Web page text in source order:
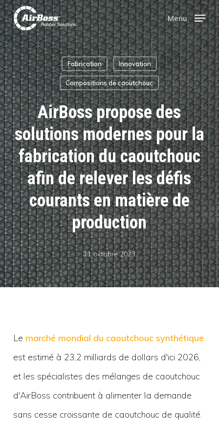
Skip
to
main
content
Menu
Fabrication Innovation
Compositions de caoutchouc
AirBoss propose des
solutions modernes pour la
fabrication du caoutchouc
afin de relever les défis
courants en matière de
production
11 octobre 2023
Le marché mondial du caoutchouc synthétique
est estimé à 23,2 milliards de dollars d'ici 2026,
et les spécialistes des mélanges de caoutchouc
d'AirBoss contribuent à alimenter la demande
sans cesse croissante de caoutchouc de qualité.
Menu